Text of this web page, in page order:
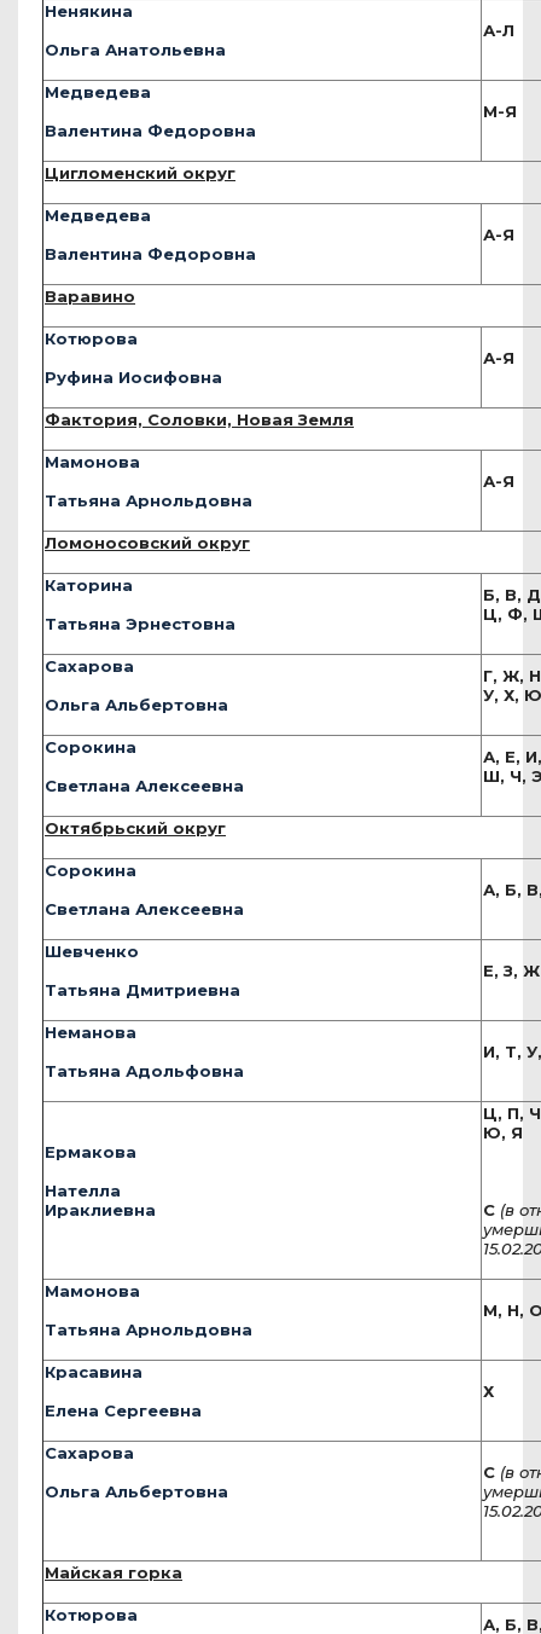
Ненякина
Ольга Анатольевна
А-Л
Медведева
Валентина Федоровна
М-Я
Цигломенский округ
Медведева
Валентина Федоровна
А-Я
Варавино
Котюрова
Руфина Иосифовна
А-Я
Фактория, Соловки, Новая Земля
Мамонова
Татьяна Арнольдовна
А-Я
Ломоносовский округ
Каторина
Татьяна Эрнестовна
Б, В,
Ц, Ф,
Сахарова
Ольга Альбертовна
Г, Ж,
У, Х, Ю
Сорокина
Светлана Алексеевна
А, Е,
Ш, Ч,
Октябрьский округ
Сорокина
Светлана Алексеевна
А, Б,
Шевченко
Татьяна Дмитриевна
Е, З, Ж
Неманова
Татьяна Адольфовна
И, Т,
Ермакова
Нателла
Ираклиевна
Ц, П,
Ю, Я
С (в
Мамонова
Татьяна Арнольдовна
М, Н,
Красавина
Елена Сергеевна
Х
Сахарова
Ольга Альбертовна
С (в
Майская горка
Котюрова А, Б,